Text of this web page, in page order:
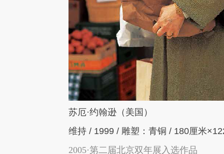
苏厄·约翰逊（美国）
维持 / 1999 / 雕塑：青铜 / 180厘米
2005·第二届北京双年展入选作品